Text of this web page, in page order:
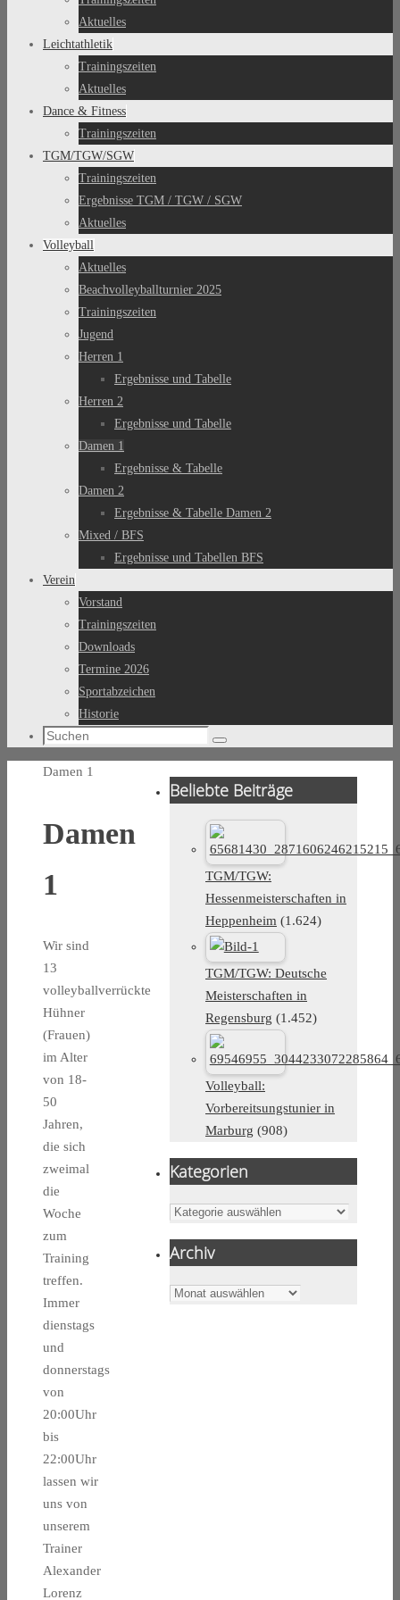
Aktuelles
Leichtathletik
Trainingszeiten
Aktuelles
Dance & Fitness
Trainingszeiten
TGM/TGW/SGW
Trainingszeiten
Ergebnisse TGM / TGW / SGW
Aktuelles
Volleyball
Aktuelles
Beachvolleyballturnier 2025
Trainingszeiten
Jugend
Herren 1
Ergebnisse und Tabelle
Herren 2
Ergebnisse und Tabelle
Damen 1
Ergebnisse & Tabelle
Damen 2
Ergebnisse & Tabelle Damen 2
Mixed / BFS
Ergebnisse und Tabellen BFS
Verein
Vorstand
Trainingszeiten
Downloads
Termine 2026
Sportabzeichen
Historie
Suchen
Suchen
Start
Damen 1
Damen
1
Wir sind
13
volleyballverrückte
Hühner
(Frauen)
im Alter
von 18-
50
Jahren,
die sich
zweimal
die
Woche
zum
Training
treffen.
Immer
dienstags
und
donnerstags
von
20:00Uhr
bis
22:00Uhr
lassen wir
uns von
unserem
Trainer
Alexander
Lorenz
Beliebte Beiträge
TGM/TGW:
Hessenmeisterschaften in
Heppenheim (1.624)
TGM/TGW: Deutsche
Meisterschaften in
Regensburg (1.452)
Volleyball:
Vorbereitsungstunier in
Marburg (908)
Kategorien
Kategorien
Archiv
Archiv